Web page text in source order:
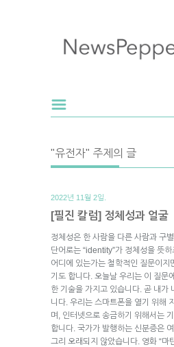
"유전자" 주제의 글
2022년 11월 2일.
[필진 칼럼] 정체성과 얼굴
정체성은 한 사람을 다른 사람과 구
단어로는 “identity”가 정체성을 뜻하
어디에 있는가는 철학적인 질문이지
기도 합니다. 오늘날 우리는 이 질문
한 기술을 가지고 있습니다. 곧 내가
니다. 우리는 스마트폰을 열기 위해
며, 인터넷으로 송금하기 위해서는
합니다. 국가가 발행하는 신분증은
그리 오래되지 않았습니다. 영화 “마